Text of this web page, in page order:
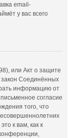
email-
у вас всего
или Акт о защите
закон Соединённых
информацию от
согласие
того, что
к вам, как к